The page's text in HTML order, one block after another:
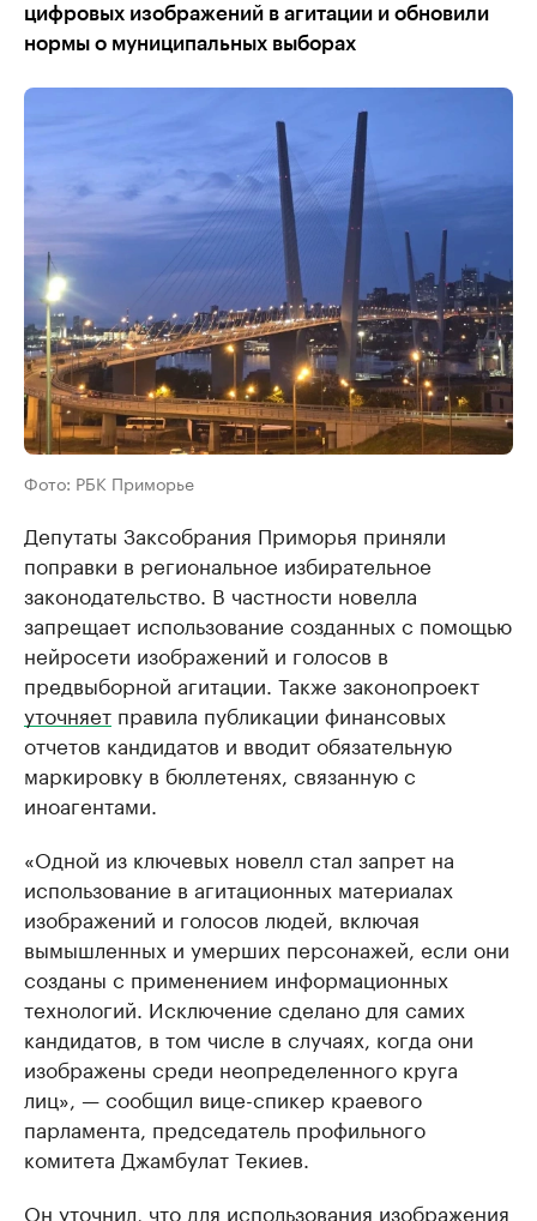
цифровых изображений в агитации и обновили
нормы о муниципальных выборах
Фото: РБК Приморье
Депутаты Заксобрания Приморья приняли
поправки в региональное избирательное
законодательство. В частности новелла
запрещает использование созданных с помощью
нейросети изображений и голосов в
предвыборной агитации. Также законопроект
уточняет правила публикации финансовых
отчетов кандидатов и вводит обязательную
маркировку в бюллетенях, связанную с
иноагентами.
«Одной из ключевых новелл стал запрет на
использование в агитационных материалах
изображений и голосов людей, включая
вымышленных и умерших персонажей, если они
созданы с применением информационных
технологий. Исключение сделано для самих
кандидатов, в том числе в случаях, когда они
изображены среди неопределенного круга
лиц», — сообщил вице-спикер краевого
парламента, председатель профильного
комитета Джамбулат Текиев.
Он уточнил, что для использования изображения